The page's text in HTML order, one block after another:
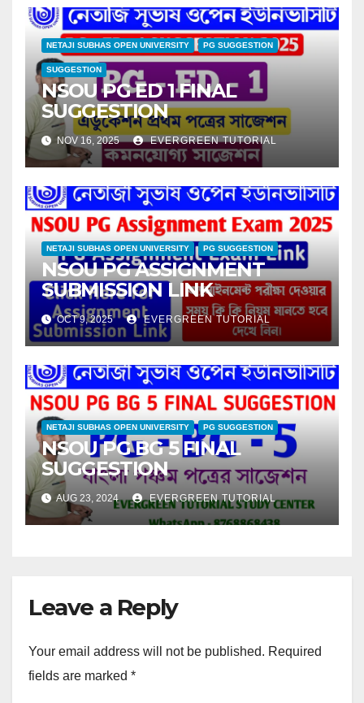
NETAJI SUBHAS OPEN UNIVERSITY PG SUGGESTION
SUGGESTION
NSOU PG ED 1 FINAL
SUGGESTION
NOV 16, 2025 EVERGREEN TUTORIAL
NETAJI SUBHAS OPEN UNIVERSITY PG SUGGESTION
NSOU PG ASSIGNMENT
SUBMISSION LINK
OCT 9, 2025 EVERGREEN TUTORIAL
NETAJI SUBHAS OPEN UNIVERSITY PG SUGGESTION
NSOU PG BG 5 FINAL
SUGGESTION
AUG 23, 2024 EVERGREEN TUTORIAL
Leave a Reply
Your email address will not be published. Required
fields are marked *